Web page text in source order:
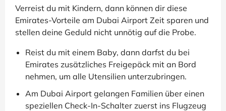
Verreist du mit Kindern, dann können dir diese
Emirates-Vorteile am Dubai Airport Zeit sparen und
stellen deine Geduld nicht unnötig auf die Probe.
Reist du mit einem Baby, dann darfst du bei
Emirates zusätzliches Freigepäck mit an Bord
nehmen, um alle Utensilien unterzubringen.
Am Dubai Airport gelangen Familien über einen
speziellen Check-In-Schalter zuerst ins Flugzeug